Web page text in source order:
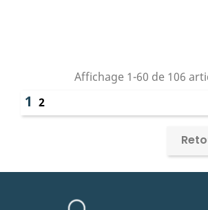
Affichage 1-60 de 106
1 2